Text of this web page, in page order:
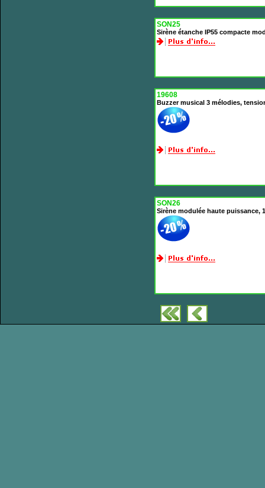
SON25
Sirène étanche IP55 compacte
19608
Buzzer musical 3 mélodies,
SON26
Sirène modulée haute puissance,